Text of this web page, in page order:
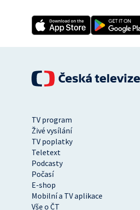
TV program
Živé vysílání
TV poplatky
Teletext
Podcasty
Počasí
E-shop
Mobilní a TV aplikace
Vše o ČT